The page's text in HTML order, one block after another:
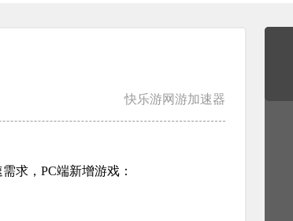
快乐游网游加速器
求，PC端新增游戏：